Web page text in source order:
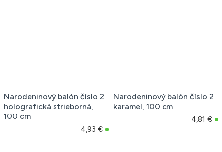
Narodeninový balón číslo 2
holografická strieborná,
100 cm
4,93 €
Narodeninový balón číslo 2
karamel, 100 cm
4,81 €